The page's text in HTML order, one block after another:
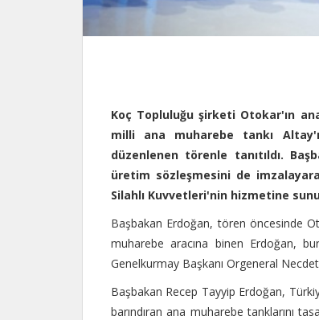
Koç Topluluğu şirketi Otokar'ın
milli ana muharebe tankı
düzenlenen törenle tanıtıldı.
üretim sözleşmesini de
Silahlı Kuvvetleri'nin hizmetine
Başbakan Erdoğan, tören öncesinde
muharebe aracına binen Erdoğan,
Genelkurmay Başkanı Orgeneral
Başbakan Recep Tayyip Erdoğan,
barındıran ana muharebe tanklarını